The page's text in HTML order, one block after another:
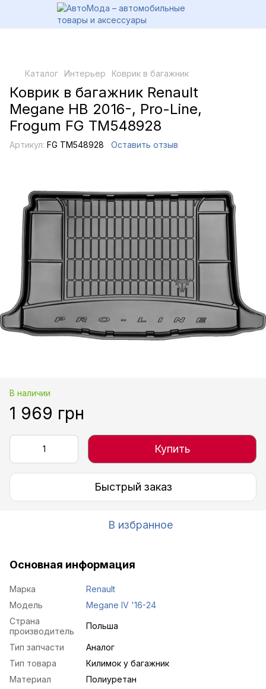
Каталог Интерьер Коврик в багажник
Коврик в багажник Renault
Megane HB 2016-, Pro-Line,
Frogum FG TM548928
Артикул: FG TM548928 Оставить отзыв
В наличии
1 969 грн
Купить
Быстрый заказ
В избранное
Основная информация
Марка
Renault
Модель
Megane IV '16-24
Страна
производитель
Польша
Тип запчасти
Аналог
Тип товара
Килимок у багажник
Материал
Полиуретан